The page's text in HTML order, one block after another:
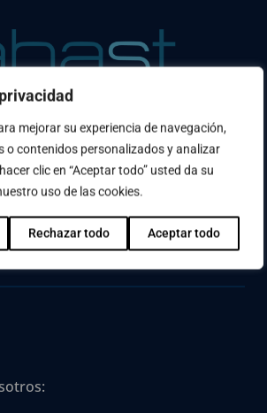
mejorar su experiencia de navegación,
o contenidos personalizados y analizar
clic en “Aceptar todo” usted da su
uso de las cookies.
Rechazar todo Aceptar todo
lo que buscabas? Usa el